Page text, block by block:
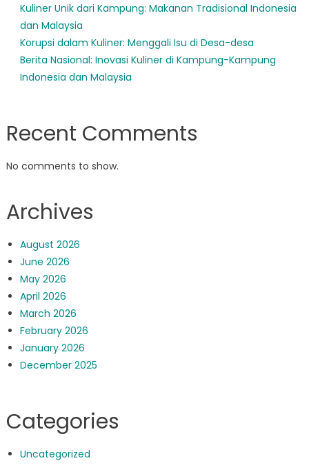
Kuliner Unik dari Kampung: Makanan Tradisional Indonesia
dan Malaysia
Korupsi dalam Kuliner: Menggali Isu di Desa-desa
Berita Nasional: Inovasi Kuliner di Kampung-Kampung
Indonesia dan Malaysia
Recent Comments
No comments to show.
Archives
August 2026
June 2026
May 2026
April 2026
March 2026
February 2026
January 2026
December 2025
Categories
Uncategorized